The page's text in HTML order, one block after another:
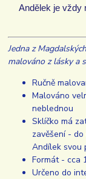
Andělek je vždy
Jedna z
malováno z lásky a
Ručně
Malováno
neblednou
Sklíčko má
zavěšení -
Andílek svou
Formát - cca
Určeno do